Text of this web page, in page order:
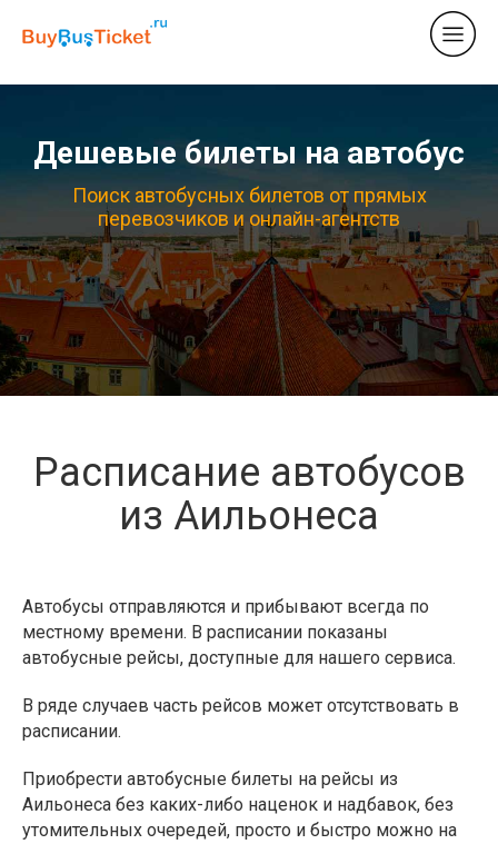
Дешевые билеты на автобус
Поиск автобусных билетов от прямых
перевозчиков и онлайн-агентств
Расписание автобусов
из Аильонеса
Автобусы отправляются и прибывают всегда по
местному времени. В расписании показаны
автобусные рейсы, доступные для нашего сервиса.
В ряде случаев часть рейсов может отсутствовать в
расписании.
Приобрести автобусные билеты на рейсы из
Аильонеса без каких-либо наценок и надбавок, без
утомительных очередей, просто и быстро можно на